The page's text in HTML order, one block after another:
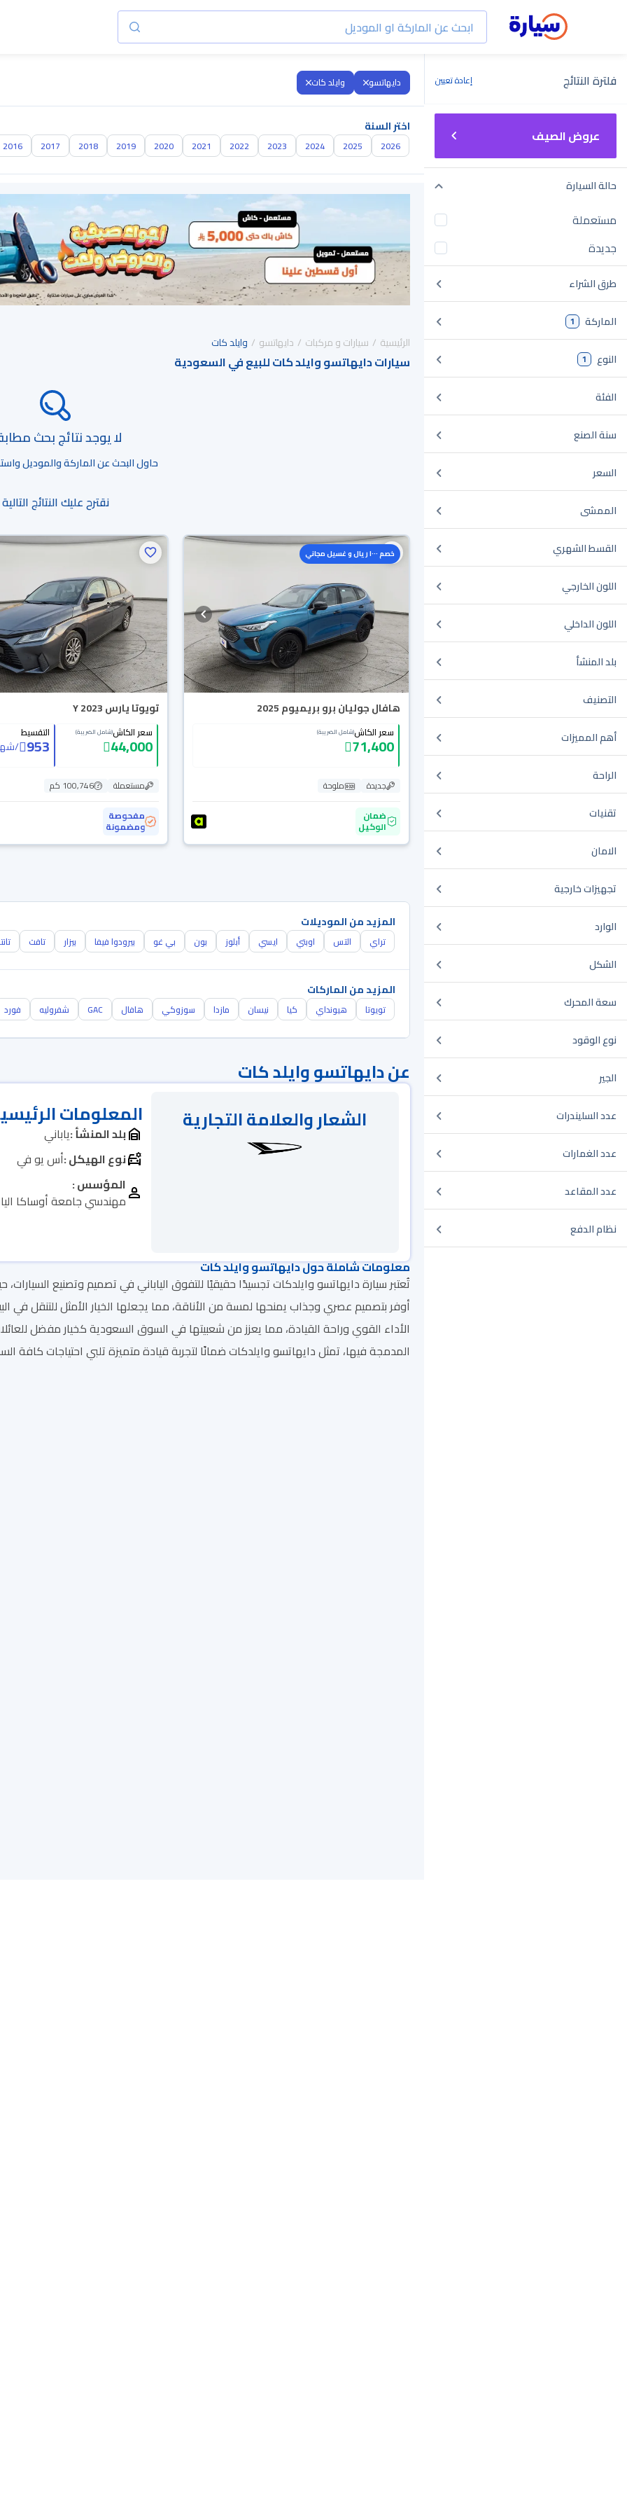
فلترة النتائج إعادة تعيين
عروض الصيف
حالة السيارة
مستعملة
جديدة
طرق الشراء
الماركة 1
النوع 1
الفئة
سنة الصنع
السعر
الممشى
القسط الشهري
اللون الخارجي
اللون الداخلي
بلد المنشأ
التصنيف
أهم المميزات
الراحة
تقنيات
الامان
تجهيزات خارجية
الوارد
الشكل
سعة المحرك
نوع الوقود
الجير
عدد السليندرات
عدد الغمارات
عدد المقاعد
نظام الدفع
دايهاتسو وايلد كات
اختر السنة
2026
2025
2024
2023
2022
2021
2020
2019
2018
2017
2016
الرئيسية سيارات و مركبات دايهاتسو وايلد كات
سيارات دايهاتسو وايلد كات للبيع في السعودية
لا يوجد نتائج بحث
حاول البحث عن الماركة والموديل
نقترح عليك النتائج التالية
خصم ١٠٠٠ ريال و غسيل مجاني
هافال جوليان برو بريميوم 2025
سعر الكاش(شامل الضريبة)
71,400
جديدة
ملوحة
ضمان
الوكيل
تويوتا يارس Y 2023
سعر الكاش(شامل الضريبة)
44,000
التقسيط
953
/
مستعملة
100,746 كم
مفحوصة
ومضمونة
المزيد من الموديلات
تراي التس اوبتي ايسي أبلوز بون بي غو بيرودوا فيفا بيزار تافت
المزيد من الماركات
تويوتا هيونداي كيا نيسان مازدا سوزوكي هافال GAC شفروليه فورد
عن دايهاتسو وايلد كات
الشعار والعلامة التجارية
المعلومات
بلد المنشأ :ياباني
نوع الهيكل :أس يو في
المؤسس :
مهندسي جامعة أوساكا
معلومات شاملة حول دايهاتسو وايلد كات
أوفر بتصميم عصري وجذاب يمنحها لمسة من الأناقة، مما يجعلها الخيار الأمثل للتنقل في
الأداء القوي وراحة القيادة، مما يعزز من شعبيتها في السوق السعودية كخيار مفضل
المدمجة فيها، تمثل دايهاتسو وايلدكات ضمانًا لتجربة قيادة متميزة تلبي احتياجات كافة